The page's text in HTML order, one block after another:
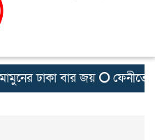
ঢাকা বার জয় ফেনীতে